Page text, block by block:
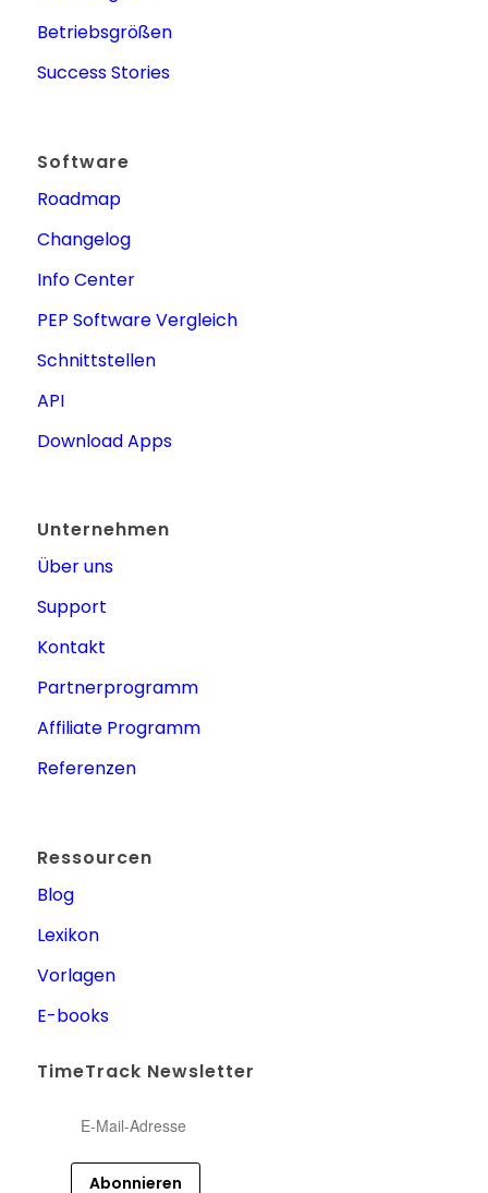
Betriebsgrößen
Success Stories
Software
Roadmap
Changelog
Info Center
PEP Software Vergleich
Schnittstellen
API
Download Apps
Unternehmen
Über uns
Support
Kontakt
Partnerprogramm
Affiliate Programm
Referenzen
Ressourcen
Blog
Lexikon
Vorlagen
E-books
TimeTrack Newsletter